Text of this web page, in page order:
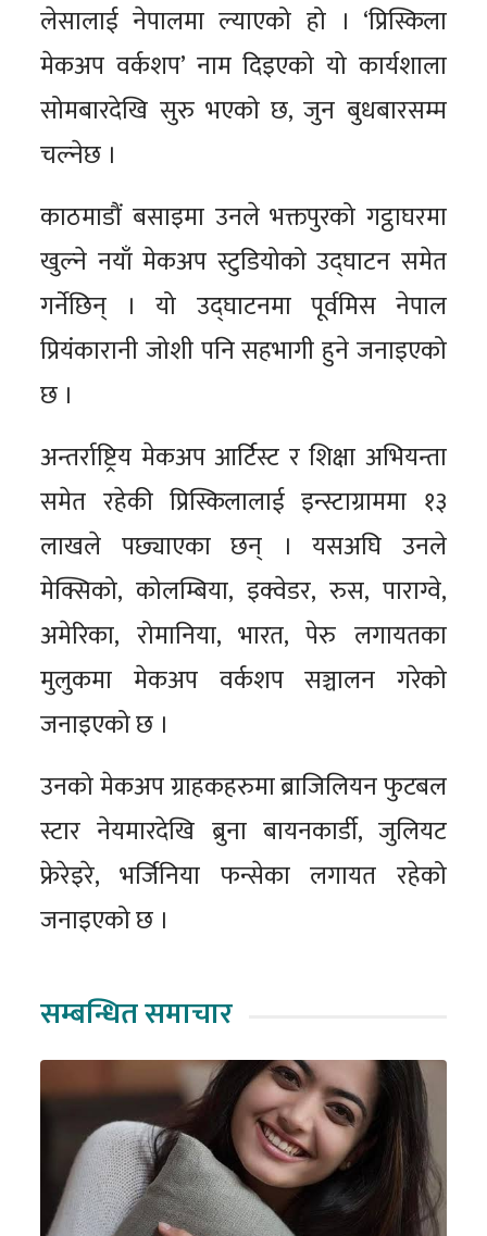
लेसालाई नेपालमा ल्याएको हो । ‘प्रिस्किला
मेकअप वर्कशप’ नाम दिइएको यो कार्यशाला
सोमबारदेखि सुरु भएको छ, जुन बुधबारसम्म
चल्नेछ ।
काठमाडौं बसाइमा उनले भक्तपुरको गट्ठाघरमा
खुल्ने नयाँ मेकअप स्टुडियोको उद्घाटन समेत
गर्नेछिन् । यो उद्घाटनमा पूर्वमिस नेपाल
प्रियंकारानी जोशी पनि सहभागी हुने जनाइएको
छ ।
अन्तर्राष्ट्रिय मेकअप आर्टिस्ट र शिक्षा अभियन्ता
समेत रहेकी प्रिस्किलालाई इन्स्टाग्राममा १३
लाखले पछ्याएका छन् । यसअघि उनले
मेक्सिको, कोलम्बिया, इक्वेडर, रुस, पाराग्वे,
अमेरिका, रोमानिया, भारत, पेरु लगायतका
मुलुकमा मेकअप वर्कशप सञ्चालन गरेको
जनाइएको छ ।
उनको मेकअप ग्राहकहरुमा ब्राजिलियन फुटबल
स्टार नेयमारदेखि ब्रुना बायनकार्डी, जुलियट
फ्रेरेइरे, भर्जिनिया फन्सेका लगायत रहेको
जनाइएको छ ।
सम्बन्धित समाचार